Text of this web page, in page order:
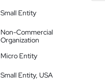
Small Entity
Non-Commercial
Organization
Micro Entity
Small Entity, USA